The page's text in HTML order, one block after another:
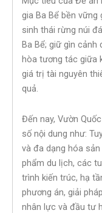
gia Ba Bể bền
sinh thái rừng núi
Ba Bể; giữ gìn cảnh
hòa tương tác giữa
giá trị tài nguyên
quả.
Đến nay, Vườn
số nội dung như:
và đa dạng hóa
phẩm du lịch, các
trình kiến trúc, hạ
phương án, giải
nhân lực và đầu tư